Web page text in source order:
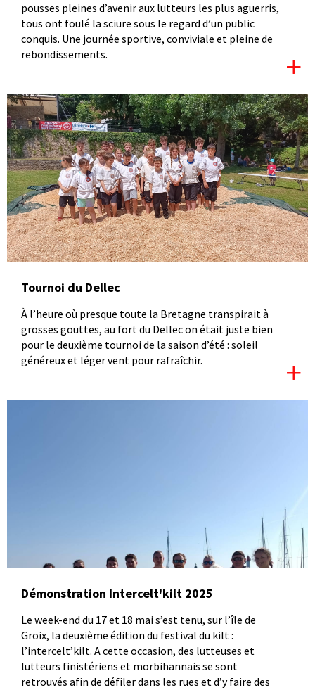
pousses pleines d’avenir aux lutteurs les plus aguerris,
tous ont foulé la sciure sous le regard d’un public
conquis. Une journée sportive, conviviale et pleine de
rebondissements.
Tournoi du Dellec
À l’heure où presque toute la Bretagne transpirait à
grosses gouttes, au fort du Dellec on était juste bien
pour le deuxième tournoi de la saison d’été : soleil
généreux et léger vent pour rafraîchir.
Démonstration Intercelt'kilt 2025
Le week-end du 17 et 18 mai s’est tenu, sur l’île de
Groix, la deuxième édition du festival du kilt :
l’intercelt’kilt. A cette occasion, des lutteuses et
lutteurs finistériens et morbihannais se sont
retrouvés afin de défiler dans les rues et d’y faire des